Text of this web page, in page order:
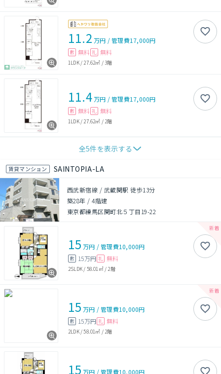
11.2 万円 /管理費17,000円
敷 無料 礼 無料
1LDK/27.62㎡ /3階
11.4万円 /管理費17,000円
敷 無料 礼 無料
1LDK/ 27.62㎡ / 2階
全5件を表示する
賃貸マンション SAINTOPIA-LA
西武新宿線 / 武蔵関駅 徒歩13分
築28年 /4階建
東京都練馬区関町北５丁目19-22
15 万円 /管理費10,000円
敷 15万円 礼 無料
2SLDK / 58.01㎡/ 2階
15 万円 /管理費10,000円
敷 15万円 礼 無料
2LDK/58.01㎡ / 2階
15 万円 /管理費10,000円